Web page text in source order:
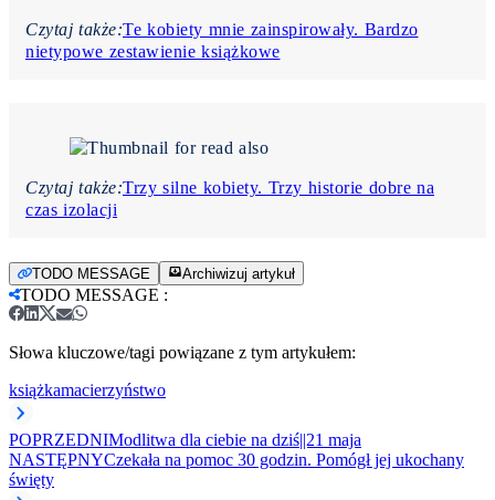
Czytaj także:Te kobiety mnie zainspirowały. Bardzo
nietypowe zestawienie książkowe
Czytaj także:Trzy silne kobiety. Trzy historie dobre na
czas izolacji
TODO MESSAGE Archiwizuj artykuł
TODO MESSAGE :
Słowa kluczowe/tagi powiązane z tym artykułem:
książkamacierzyństwo
POPRZEDNIModlitwa dla ciebie na dziś||21 maja
NASTĘPNYCzekała na pomoc 30 godzin. Pomógł jej ukochany
święty